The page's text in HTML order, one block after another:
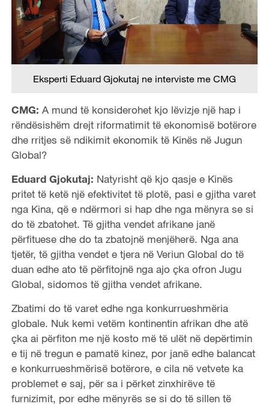
Eksperti Eduard Gjokutaj ne interviste me CMG
CMG: A mund të konsiderohet kjo lëvizje një hap i
rëndësishëm drejt riformatimit të ekonomisë botërore
dhe rritjes së ndikimit ekonomik të Kinës në Jugun
Global?
Eduard Gjokutaj: Natyrisht që kjo qasje e Kinës
pritet të ketë një efektivitet të plotë, pasi e gjitha varet
nga Kina, që e ndërmori si hap dhe nga mënyra se si
do të zbatohet. Të gjitha vendet afrikane janë
përfituese dhe do ta zbatojnë menjëherë. Nga ana
tjetër, të gjitha vendet e tjera në Veriun Global do të
duan edhe ato të përfitojnë nga ajo çka ofron Jugu
Global, sidomos të gjitha vendet afrikane.
Zbatimi do të varet edhe nga konkurrueshmëria
globale. Nuk kemi vetëm kontinentin afrikan dhe atë
çka ai përfiton me një kosto më të ulët në depërtimin
e tij në tregun e pamatë kinez, por janë edhe balancat
e konkurrueshmërisë botërore, e cila në vetvete ka
problemet e saj, për sa i përket zinxhirëve të
furnizimit, por edhe mënyrës se si do të sillen të